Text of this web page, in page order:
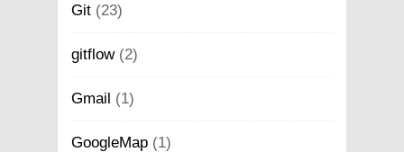
Git (23)
gitflow(2)
Gmail (1)
GoogleMap (1)